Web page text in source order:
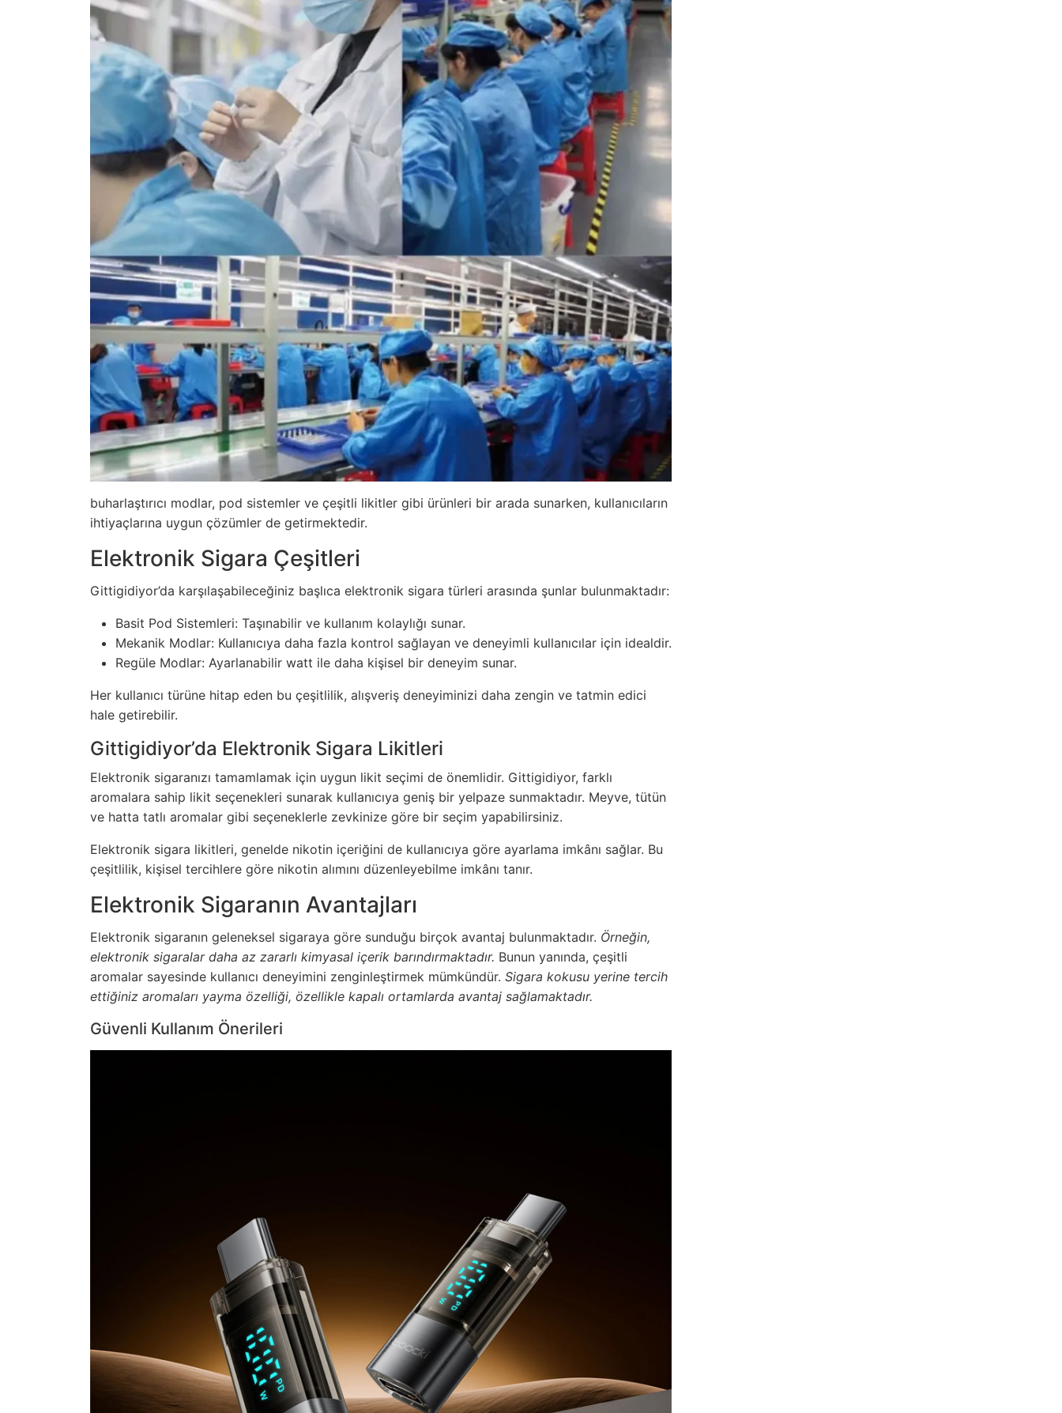
buharlaştırıcı modlar, pod sistemler ve çeşitli likitler gibi ürünleri bir arada sunarken, kullanıcıların
ihtiyaçlarına uygun çözümler de getirmektedir.
Elektronik Sigara Çeşitleri
Gittigidiyor’da karşılaşabileceğiniz başlıca elektronik sigara türleri arasında şunlar bulunmaktadır:
Basit Pod Sistemleri: Taşınabilir ve kullanım kolaylığı sunar.
Mekanik Modlar: Kullanıcıya daha fazla kontrol sağlayan ve deneyimli kullanıcılar için idealdir.
Regüle Modlar: Ayarlanabilir watt ile daha kişisel bir deneyim sunar.
Her kullanıcı türüne hitap eden bu çeşitlilik, alışveriş deneyiminizi daha zengin ve tatmin edici
hale getirebilir.
Gittigidiyor’da Elektronik Sigara Likitleri
Elektronik sigaranızı tamamlamak için uygun likit seçimi de önemlidir. Gittigidiyor, farklı
aromalara sahip likit seçenekleri sunarak kullanıcıya geniş bir yelpaze sunmaktadır. Meyve, tütün
ve hatta tatlı aromalar gibi seçeneklerle zevkinize göre bir seçim yapabilirsiniz.
Elektronik sigara likitleri, genelde nikotin içeriğini de kullanıcıya göre ayarlama imkânı sağlar. Bu
çeşitlilik, kişisel tercihlere göre nikotin alımını düzenleyebilme imkânı tanır.
Elektronik Sigaranın Avantajları
Elektronik sigaranın geleneksel sigaraya göre sunduğu birçok avantaj bulunmaktadır. Örneğin,
elektronik sigaralar daha az zararlı kimyasal içerik barındırmaktadır. Bunun yanında, çeşitli
aromalar sayesinde kullanıcı deneyimini zenginleştirmek mümkündür. Sigara kokusu yerine tercih
ettiğiniz aromaları yayma özelliği, özellikle kapalı ortamlarda avantaj sağlamaktadır.
Güvenli Kullanım Önerileri